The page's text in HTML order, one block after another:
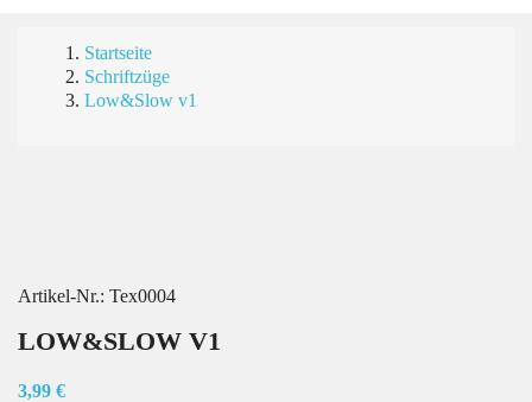
Startseite
Schriftzüge
Low&Slow v1
Artikel-Nr.: Tex0004
LOW&SLOW V1
3,99 €